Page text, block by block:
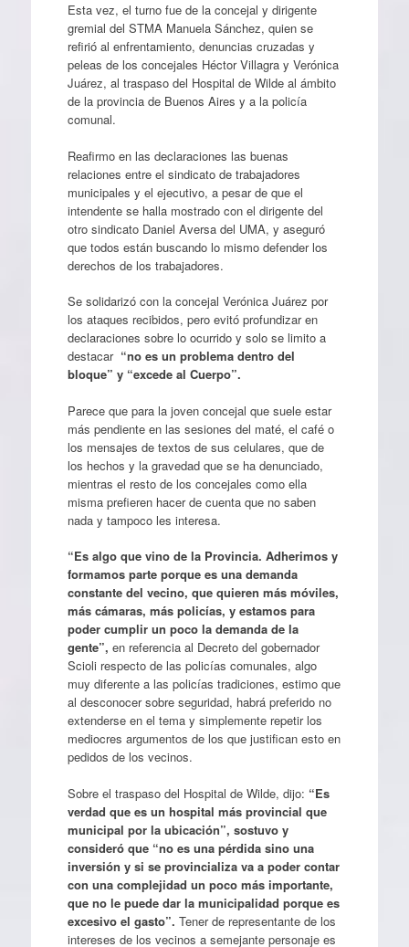
Esta vez, el turno fue de la concejal y dirigente
gremial del STMA Manuela Sánchez, quien se
refirió al enfrentamiento, denuncias cruzadas y
peleas de los concejales Héctor Villagra y Verónica
Juárez, al traspaso del Hospital de Wilde al ámbito
de la provincia de Buenos Aires y a la policía
comunal.
Reafirmo en las declaraciones las buenas
relaciones entre el sindicato de trabajadores
municipales y el ejecutivo, a pesar de que el
intendente se halla mostrado con el dirigente del
otro sindicato Daniel Aversa del UMA, y aseguró
que todos están buscando lo mismo defender los
derechos de los trabajadores.
Se solidarizó con la concejal Verónica Juárez por
los ataques recibidos, pero evitó profundizar en
declaraciones sobre lo ocurrido y solo se limito a
destacar “no es un problema dentro del
bloque” y “excede al Cuerpo”.
Parece que para la joven concejal que suele estar
más pendiente en las sesiones del maté, el café o
los mensajes de textos de sus celulares, que de
los hechos y la gravedad que se ha denunciado,
mientras el resto de los concejales como ella
misma prefieren hacer de cuenta que no saben
nada y tampoco les interesa.
“Es algo que vino de la Provincia. Adherimos y
formamos parte porque es una demanda
constante del vecino, que quieren más móviles,
más cámaras, más policías, y estamos para
poder cumplir un poco la demanda de la
gente”, en referencia al Decreto del gobernador
Scioli respecto de las policías comunales, algo
muy diferente a las policías tradiciones, estimo que
al desconocer sobre seguridad, habrá preferido no
extenderse en el tema y simplemente repetir los
mediocres argumentos de los que justifican esto en
pedidos de los vecinos.
Sobre el traspaso del Hospital de Wilde, dijo: “Es
verdad que es un hospital más provincial que
municipal por la ubicación”, sostuvo y
consideró que “no es una pérdida sino una
inversión y si se provincializa va a poder contar
con una complejidad un poco más importante,
que no le puede dar la municipalidad porque es
excesivo el gasto”. Tener de representante de los
intereses de los vecinos a semejante personaje es